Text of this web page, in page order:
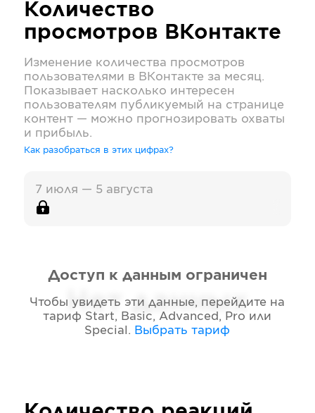
Количество
просмотров ВКонтакте
Изменение количества просмотров
пользователями в ВКонтакте за месяц.
Показывает насколько интересен
пользователям публикуемый на странице
контент — можно прогнозировать охваты
и прибыль.
Как разобраться в этих цифрах?
7 июля — 5 августа
Нет данных
Доступ к данным ограничен
Чтобы увидеть эти данные, перейдите на
тариф Start, Basic, Advanced, Pro или
Special . Выбрать тариф